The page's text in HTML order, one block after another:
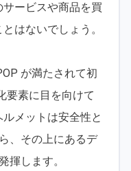
ービスや商品を買
はないでしょう。
が満たされて初
要素に目を向けて
メットは安全性と
、その上にあるデ
揮します。